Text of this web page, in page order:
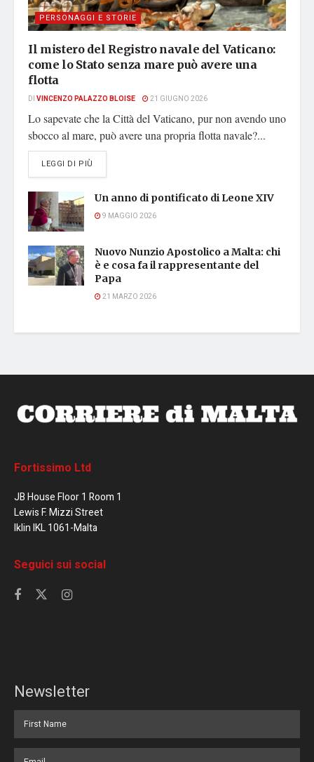
PERSONAGGI E STORIE
Il mistero del Registro navale del Vaticano:
come lo Stato senza mare può avere una
flotta
DI VINCENZO PALAZZO BLOISE 21 GIUGNO 2026
Lo sapevate che la Città del Vaticano, pur non avendo uno
sbocco al mare, può avere una propria flotta navale?...
LEGGI DI PIÙ
Un anno di pontificato di Leone XIV
9 MAGGIO 2026
Nuovo Nunzio Apostolico a Malta: chi
è e cosa fa il rappresentante del
Papa
21 MARZO 2026
Fortissimo Ltd
JB House Floor 1 Room 1
Lewis F. Mizzi Street
Iklin IKL 1061-Malta
Seguici sui social
Newsletter